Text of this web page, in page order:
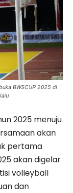
BWSCUP 2025 di
2025 menuju
akan
pertama
akan digelar
volleyball
dan